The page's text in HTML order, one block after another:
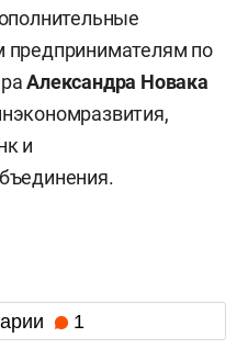
по
Александра Новака
и
1